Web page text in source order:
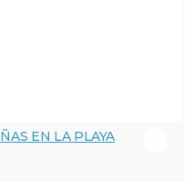
EN LA PLAYA